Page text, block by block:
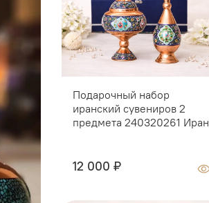
Подарочный набор
иранский сувениров 2
предмета 240320261 Иран
12 000 ₽